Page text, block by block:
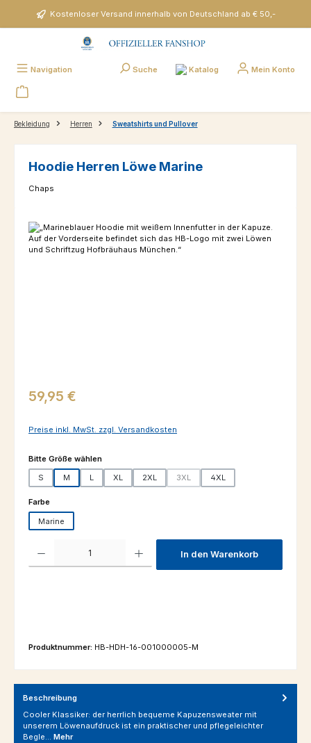
Zum Hauptinhalt springenKostenloser Versand innerhalb von Deutschland ab € 50,-
Navigation Suche Katalog Mein Konto
Bekleidung Herren Sweatshirts und Pullover
Hoodie Herren Löwe Marine
Chaps
Bildergalerie überspringen
Regulärer Preis:
59,95 €
Preise inkl. MwSt. zzgl. Versandkosten
Bitte Größe wählenauswählen
S M L XL 2XL 3XL 4XL
Farbeauswählen
Marine
In den Warenkorb
Produktnummer: HB-HDH-16-001000005-M
Beschreibung
Cooler Klassiker: der herrlich bequeme Kapuzensweater mit
unserem Löwenaufdruck ist ein praktischer und pflegeleichter
Begle… Mehr